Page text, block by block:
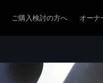
ご購入検討の方へ オーナ